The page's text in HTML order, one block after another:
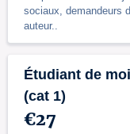
sociaux, demandeurs
auteur..
Étudiant de
(cat 1)
€27